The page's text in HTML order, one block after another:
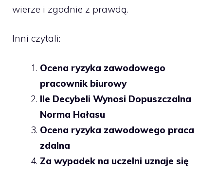
wierze i zgodnie z prawdą.
Inni czytali:
Ocena ryzyka zawodowego
pracownik biurowy
Ile Decybeli Wynosi Dopuszczalna
Norma Hałasu
Ocena ryzyka zawodowego praca
zdalna
Za wypadek na uczelni uznaje się